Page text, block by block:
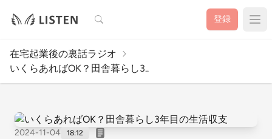
検索 登録
在宅起業後の裏話ラジオ
いくらあればOK？田舎暮らし3..
2024-11-04 18:12